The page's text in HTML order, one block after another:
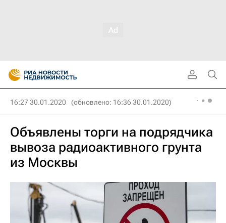
16:27 30.01.2020 (обновлено: 16:36 30.01.2020)
Объявлены торги на подрядчика
вывоза радиоактивного грунта
из Москвы